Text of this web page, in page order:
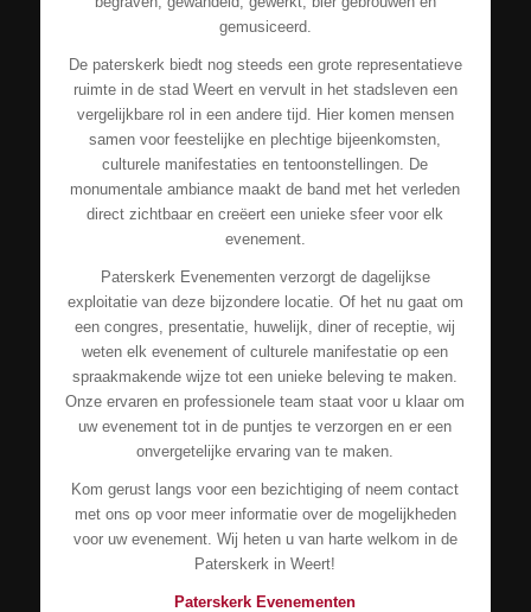
gemusiceerd.
De paterskerk biedt nog steeds een grote representatieve
ruimte in de stad Weert en vervult in het stadsleven een
vergelijkbare rol in een andere tijd. Hier komen mensen
samen voor feestelijke en plechtige bijeenkomsten,
culturele manifestaties en tentoonstellingen. De
monumentale ambiance maakt de band met het verleden
direct zichtbaar en creëert een unieke sfeer voor elk
evenement.
Paterskerk Evenementen verzorgt de dagelijkse
exploitatie van deze bijzondere locatie. Of het nu gaat om
een congres, presentatie, huwelijk, diner of receptie, wij
weten elk evenement of culturele manifestatie op een
spraakmakende wijze tot een unieke beleving te maken.
Onze ervaren en professionele team staat voor u klaar om
uw evenement tot in de puntjes te verzorgen en er een
onvergetelijke ervaring van te maken.
Kom gerust langs voor een bezichtiging of neem contact
met ons op voor meer informatie over de mogelijkheden
voor uw evenement. Wij heten u van harte welkom in de
Paterskerk in Weert!
Paterskerk Evenementen